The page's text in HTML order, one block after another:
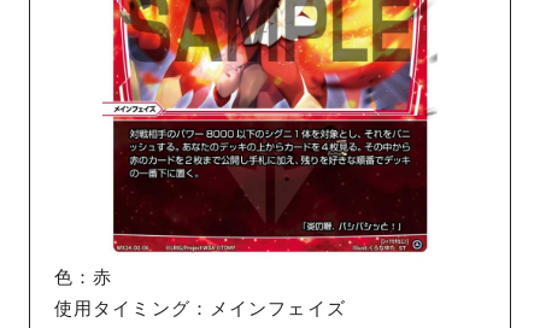
色：赤
使用タイミング：メインフェイズ